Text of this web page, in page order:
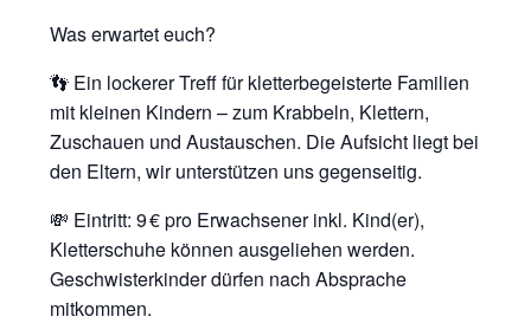
Was erwartet euch?
👣 Ein lockerer Treff für kletterbegeisterte Familien
mit kleinen Kindern – zum Krabbeln, Klettern,
Zuschauen und Austauschen. Die Aufsicht liegt bei
den Eltern, wir unterstützen uns gegenseitig.
💸 Eintritt: 9 € pro Erwachsener inkl. Kind(er),
Kletterschuhe können ausgeliehen werden.
Geschwisterkinder dürfen nach Absprache
mitkommen.